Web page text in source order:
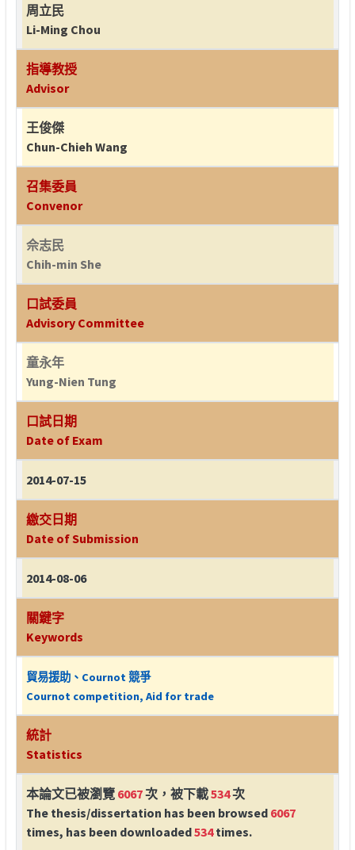
周立民
Li-Ming Chou
指導教授
Advisor
王俊傑
Chun-Chieh Wang
召集委員
Convenor
佘志民
Chih-min She
口試委員
Advisory Committee
童永年
Yung-Nien Tung
口試日期
Date of Exam
2014-07-15
繳交日期
Date of Submission
2014-08-06
關鍵字
Keywords
貿易援助、Cournot 競爭
Cournot competition, Aid for trade
統計
Statistics
本論文已被瀏覽 6067次，被下載534次
The thesis/dissertation has been browsed 6067
times, has been downloaded534times.